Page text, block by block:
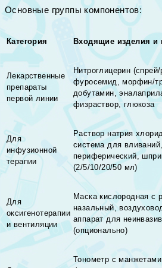
Основные группы компонентов:
Категория Входящие изделия и
Лекарственные
препараты
первой линии
Нитроглицерин
фуросемид, морфин/
добутамин,
физраствор, глюкоза
Для
инфузионной
терапии
Раствор натрия
система для
периферический,
(2/5/10/20/50 мл)
Для
оксигенотерапии
и вентиляции
Маска кислородная с
назальный,
аппарат для
(опционально)
Тонометр с манжетами